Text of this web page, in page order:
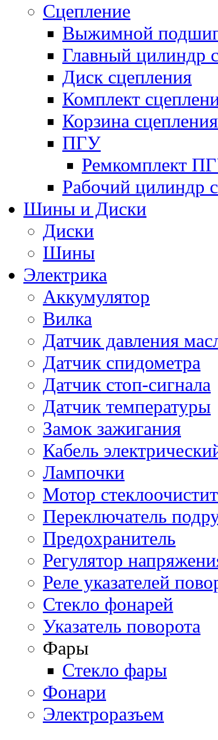
Сцепление
Выжимной
Главный цилиндр
Диск сцепления
Комплект
Корзина сцепления
ПГУ
Ремкомплект
Рабочий цилиндр
Шины и Диски
Диски
Шины
Электрика
Аккумулятор
Вилка
Датчик давления
Датчик спидометра
Датчик стоп-сигнала
Датчик температуры
Замок зажигания
Кабель
Лампочки
Мотор
Переключатель
Предохранитель
Регулятор
Реле указателей
Стекло фонарей
Указатель поворота
Фары
Стекло фары
Фонари
Электроразъем